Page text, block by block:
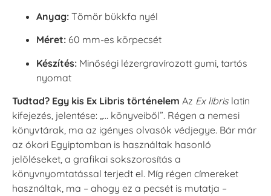
Anyag: Tömör bükkfa nyél
Méret: 60 mm-es körpecsét
Készítés: Minőségi lézergravírozott gumi, tartós
nyomat
Tudtad? Egy kis Ex Libris történelem Az Ex libris latin
kifejezés, jelentése: „… könyveiből”. Régen a nemesi
könyvtárak, ma az igényes olvasók védjegye. Bár már
az ókori Egyiptomban is használtak hasonló
jelöléseket, a grafikai sokszorosítás a
könyvnyomtatással terjedt el. Míg régen címereket
használtak, ma – ahogy ez a pecsét is mutatja –